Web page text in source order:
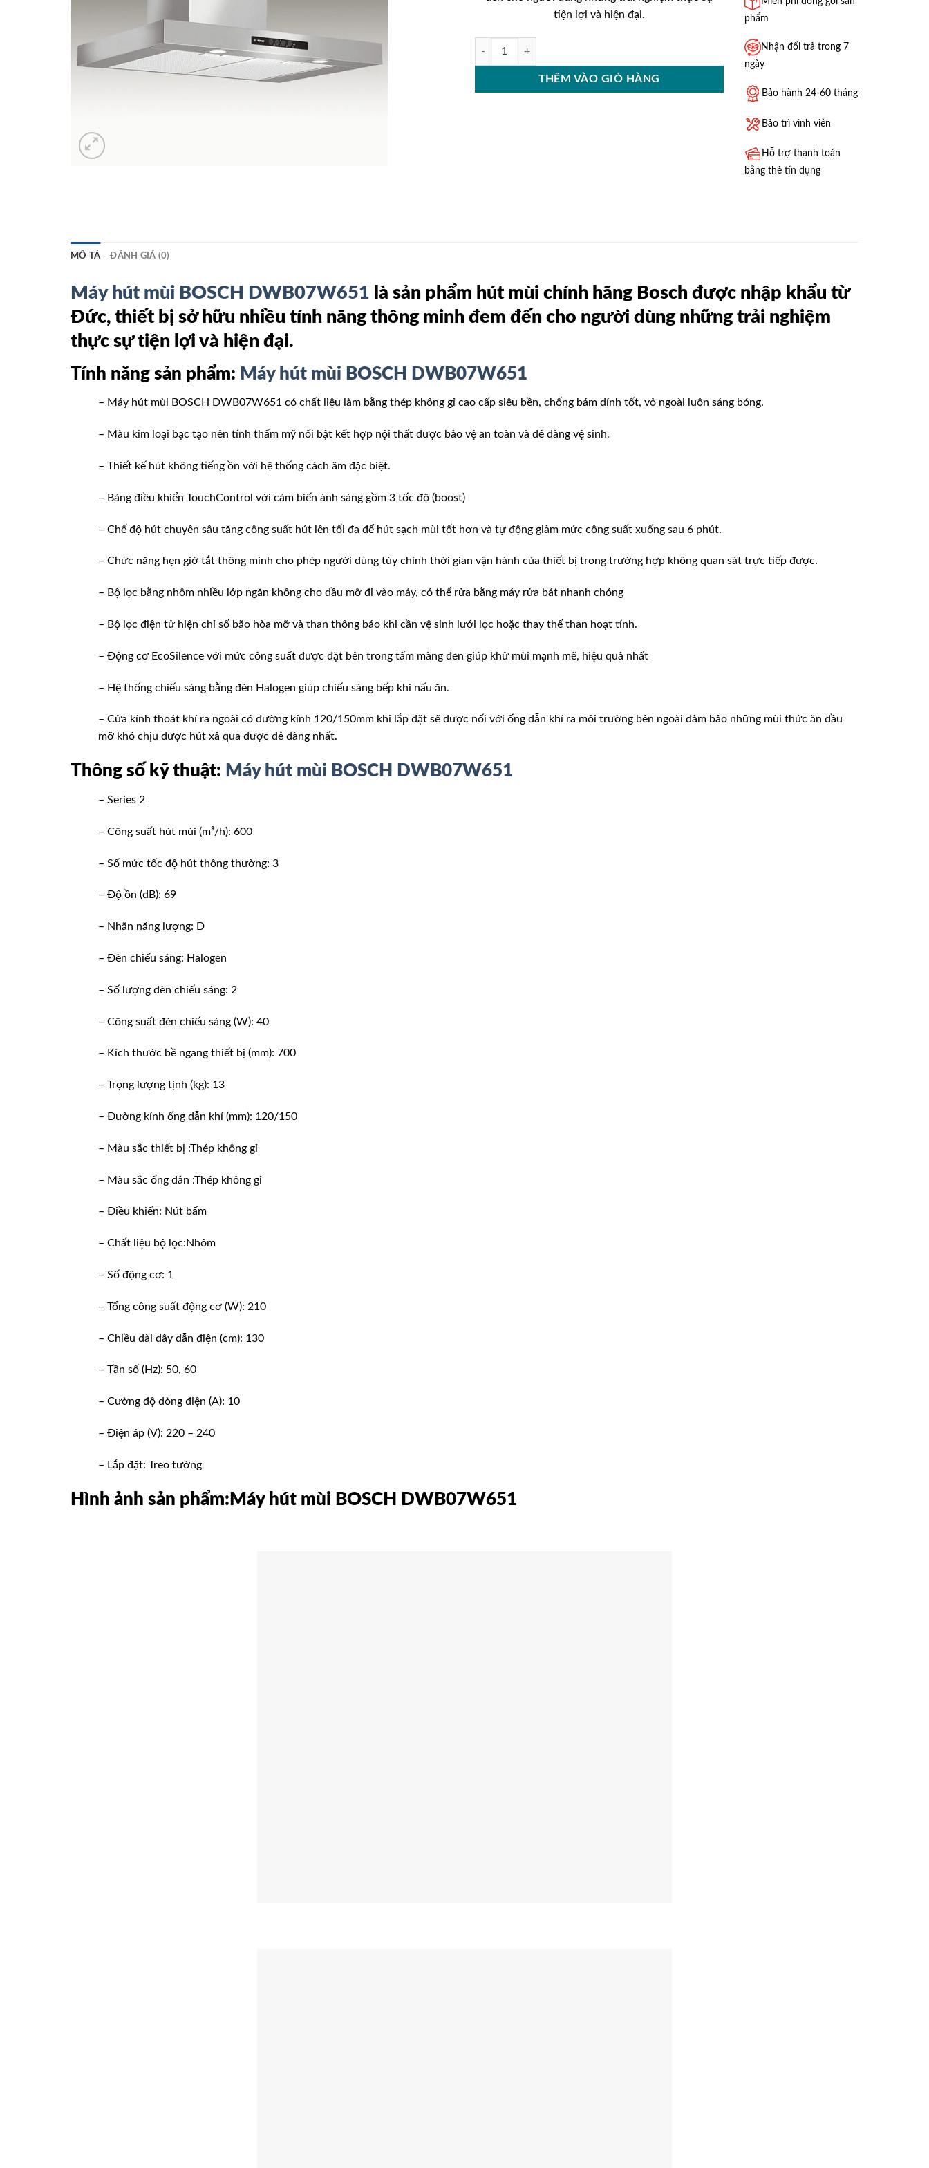
tiện lợi và hiện đại.
Máy hút mùi BOSCH DWB07W651 số lượng
THÊM VÀO GIỎ HÀNG
phẩm
Nhận đổi trả trong 7
ngày
Bảo hành 24-60 tháng
Bảo trì vĩnh viễn
Hỗ trợ thanh toán
bằng thẻ tín dụng
MÔ TẢ ĐÁNH GIÁ (0)
Máy hút mùi BOSCH DWB07W651 là sản phẩm hút mùi chính hãng Bosch được nhập khẩu từ
Đức, thiết bị sở hữu nhiều tính năng thông minh đem đến cho người dùng những trải nghiệm
thực sự tiện lợi và hiện đại.
Tính năng sản phẩm: Máy hút mùi BOSCH DWB07W651
– Máy hút mùi BOSCH DWB07W651 có chất liệu làm bằng thép không gỉ cao cấp siêu bền, chống bám dính tốt, vỏ ngoài luôn sáng bóng.
– Màu kim loại bạc tạo nên tính thẩm mỹ nổi bật kết hợp nội thất được bảo vệ an toàn và dễ dàng vệ sinh.
– Thiết kế hút không tiếng ồn với hệ thống cách âm đặc biệt.
– Bảng điều khiển TouchControl với cảm biến ánh sáng gồm 3 tốc độ (boost)
– Chế độ hút chuyên sâu tăng công suất hút lên tối đa để hút sạch mùi tốt hơn và tự động giảm mức công suất xuống sau 6 phút.
– Chức năng hẹn giờ tắt thông minh cho phép người dùng tùy chỉnh thời gian vận hành của thiết bị trong trường hợp không quan sát trực tiếp được.
– Bộ lọc bằng nhôm nhiều lớp ngăn không cho dầu mỡ đi vào máy, có thể rửa bằng máy rửa bát nhanh chóng
– Bộ lọc điện tử hiện chỉ số bão hòa mỡ và than thông báo khi cần vệ sinh lưới lọc hoặc thay thế than hoạt tính.
– Động cơ EcoSilence với mức công suất được đặt bên trong tấm màng đen giúp khử mùi mạnh mẽ, hiệu quả nhất
– Hệ thống chiếu sáng bằng đèn Halogen giúp chiếu sáng bếp khi nấu ăn.
– Cửa kính thoát khí ra ngoài có đường kính 120/150mm khi lắp đặt sẽ được nối với ống dẫn khí ra môi trường bên ngoài đảm bảo những mùi thức ăn dầu
mỡ khó chịu được hút xả qua được dễ dàng nhất.
Thông số kỹ thuật: Máy hút mùi BOSCH DWB07W651
– Series 2
– Công suất hút mùi (m³/h): 600
– Số mức tốc độ hút thông thường: 3
– Độ ồn (dB): 69
– Nhãn năng lượng: D
– Đèn chiếu sáng: Halogen
– Số lượng đèn chiếu sáng: 2
– Công suất đèn chiếu sáng (W): 40
– Kích thước bề ngang thiết bị (mm): 700
– Trọng lượng tịnh (kg): 13
– Đường kính ống dẫn khí (mm): 120/150
– Màu sắc thiết bị :Thép không gỉ
– Màu sắc ống dẫn :Thép không gỉ
– Điều khiển: Nút bấm
– Chất liệu bộ lọc:Nhôm
– Số động cơ: 1
– Tổng công suất động cơ (W): 210
– Chiều dài dây dẫn điện (cm): 130
– Tần số (Hz): 50, 60
– Cường độ dòng điện (A): 10
– Điện áp (V): 220 – 240
– Lắp đặt: Treo tường
Hình ảnh sản phẩm:Máy hút mùi BOSCH DWB07W651